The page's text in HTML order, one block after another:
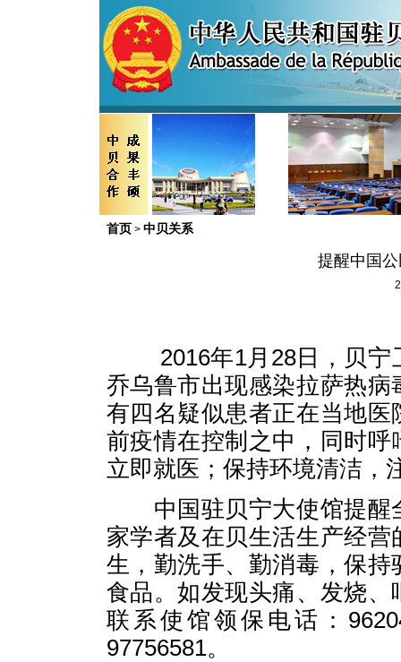
首页 > 中贝关系
提醒中国
2016年1月28日，贝
乔乌鲁市出现感染拉萨热
有四名疑似患者正在当地
前疫情在控制之中，同时
立即就医；保持环境清洁，
中国驻贝宁大使馆提
家学者及在贝生活生产经
生，勤洗手、勤消毒，保
食品。如发现头痛、发烧
联系使馆领保电话：
97756581。